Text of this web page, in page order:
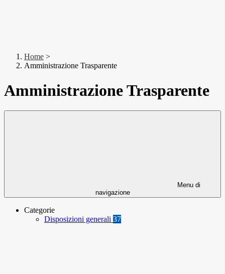
Home >
Amministrazione Trasparente
Amministrazione Trasparente
Menu di
navigazione
Categorie
Disposizioni generali 37